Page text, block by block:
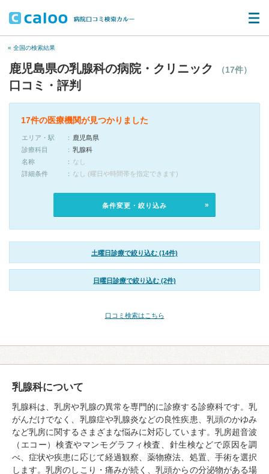
« 全国の検索結果
鹿児島県の乳腺科の病院・クリニック （17件）
口コミ・評判
17件の医療機関が見つかりました
エリア・駅
鹿児島県
診療科目
乳腺科
名称
なし
詳細条件
なし (曜日や時間帯を指定できます)
条件変更・絞り込み
土曜日診療で絞り込む (14件)
日曜日診療で絞り込む (2件)
口コミ検索はこちら
乳腺科について
乳腺科は、乳房や乳腺の異常を専門的に診療する診療科です。乳
がんだけでなく、乳腺症や乳腺炎などの良性疾患、乳頭のかゆみ
など乳房に関するさまざまな悩みに対応しています。乳房超音波
（エコー）検査やマンモグラフィ検査、針生検などで原因を調
べ、症状や疾患に応じて経過観察、薬物療法、処置、手術を選択
します。乳房のしこり・痛みが続く、乳頭からの分泌物がある場